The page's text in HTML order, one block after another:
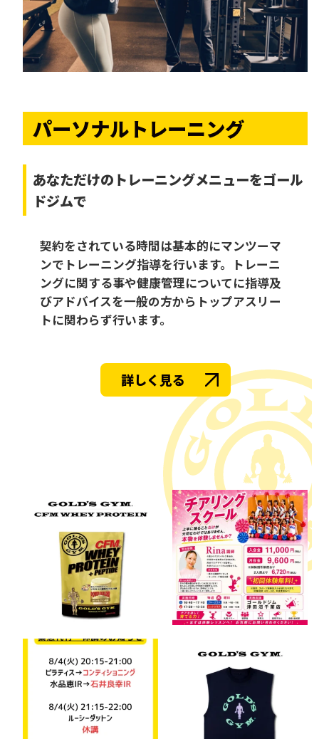
パーソナルトレーニング
あなただけの トレーニングメニューをゴール
ドジムで
契約をされている時間は基本的にマンツーマ
ンでトレーニング指導を行います。トレーニ
ングに関する事や健康管理についてに指導及
びアドバイスを一般の方からトップアスリー
トに関わらず行います。
詳しく見る